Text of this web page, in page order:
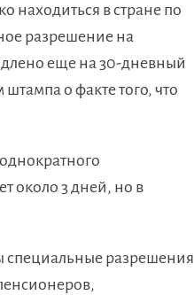
находиться в стране по
разрешение на
еще на 30-дневный
о факте того, что
около 3 дней, но в
специальные разрешения